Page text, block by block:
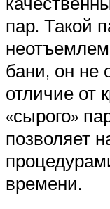
пар. Такой
бани, он не
отличие от
«сырого»
позволяет
времени.